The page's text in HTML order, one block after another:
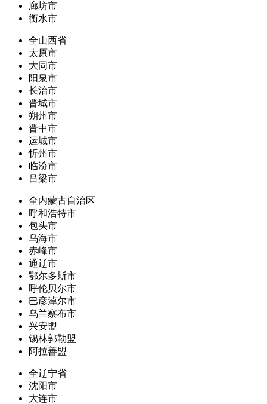
廊坊市
衡水市
全山西省
太原市
大同市
阳泉市
长治市
晋城市
朔州市
晋中市
运城市
忻州市
临汾市
吕梁市
全内蒙古自治区
呼和浩特市
包头市
乌海市
赤峰市
通辽市
鄂尔多斯市
呼伦贝尔市
巴彦淖尔市
乌兰察布市
兴安盟
锡林郭勒盟
阿拉善盟
全辽宁省
沈阳市
大连市